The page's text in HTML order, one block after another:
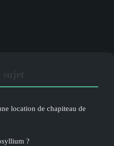
location de chapiteau de
?